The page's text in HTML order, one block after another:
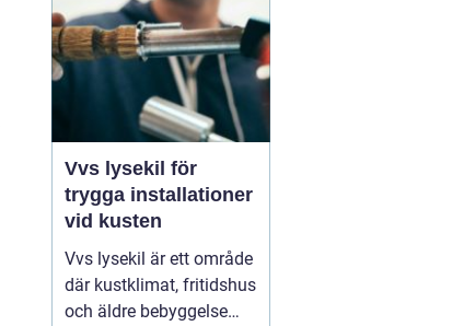
Vvs lysekil för
trygga installationer
vid kusten
Vvs lysekil är ett område
där kustklimat, fritidshus
och äldre bebyggelse